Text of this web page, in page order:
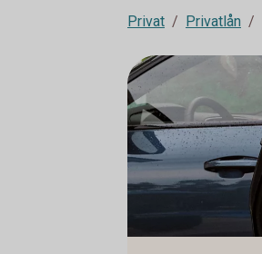
Privat Privatlån